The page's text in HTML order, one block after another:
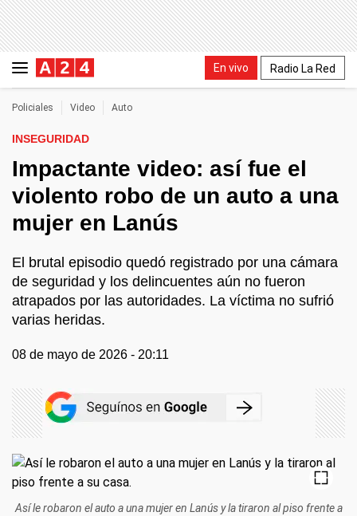
En vivo Radio La Red
Policiales Video Auto
INSEGURIDAD
Impactante video: así fue el
violento robo de un auto a una
mujer en Lanús
El brutal episodio quedó registrado por una cámara
de seguridad y los delincuentes aún no fueron
atrapados por las autoridades. La víctima no sufrió
varias heridas.
08 de mayo de 2026 - 20:11
Así le robaron el auto a una mujer en Lanús y la tiraron al piso frente a